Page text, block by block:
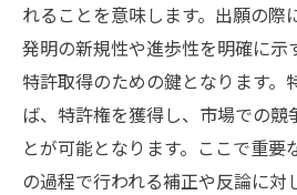
最終チェックリストの
書類の一貫性と整合性
提出前に見直すべきポ
特許庁の提出要件に合
提出期限とその管理方法
れることを意味します。出願の際
発明の新規性や進歩性を明確に示
特許取得のための鍵となります。
ば、特許権を獲得し、市場での競
とが可能となります。ここで重要
の過程で行われる補正や反論に対